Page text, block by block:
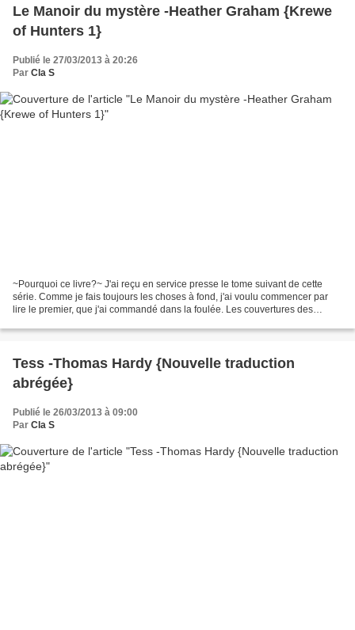
Le Manoir du mystère -Heather Graham {Krewe
of Hunters 1}
Publié le 27/03/2013 à 20:26
Par Cla S
~Pourquoi ce livre?~ J'ai reçu en service presse le tome suivant de cette
série. Comme je fais toujours les choses à fond, j'ai voulu commencer par
lire le premier, que j'ai commandé dans la foulée. Les couvertures des
Tess -Thomas Hardy {Nouvelle traduction
abrégée}
Publié le 26/03/2013 à 09:00
Par Cla S